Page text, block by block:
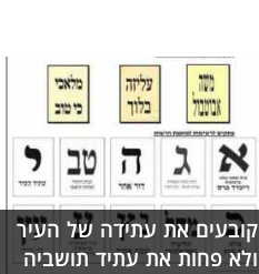
קובעים את עתידה של העיר
ולא פחות את עתיד תושביה